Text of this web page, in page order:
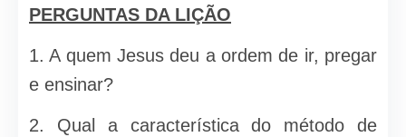
PERGUNTAS DA LIÇÃO
1. A quem Jesus deu a ordem de ir, pregar
e ensinar?
2. Qual a característica do método de